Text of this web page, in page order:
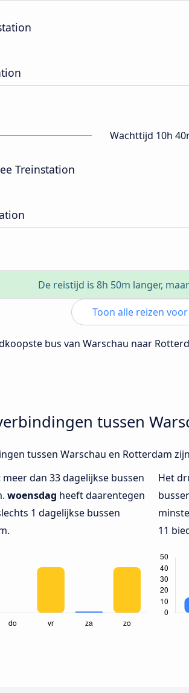
Wachttijd 10h
Treinstation
De reistijd is 8h 50m langer,
Toon alle reizen
bus van Warschau naar
tussen
tussen Warschau en Rotterdam
dan 33 dagelijkse bussen
woensdag heeft daarentegen
1 dagelijkse bussen
Het
11